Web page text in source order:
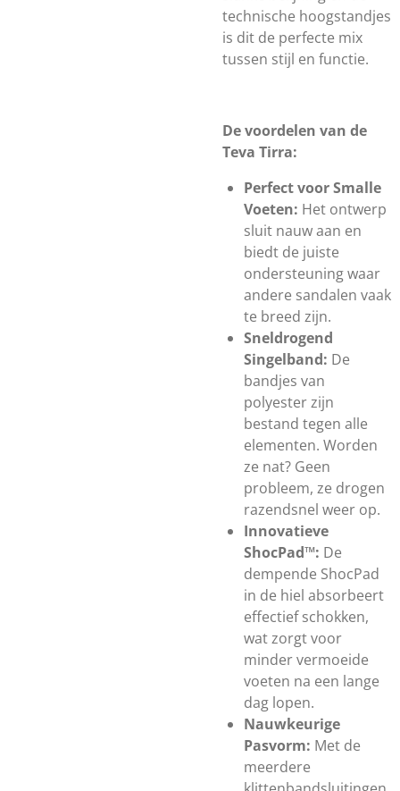
technische hoogstandjes
is dit de perfecte mix
tussen stijl en functie.
De voordelen van de
Teva Tirra:
Perfect voor Smalle
Voeten: Het ontwerp
sluit nauw aan en
biedt de juiste
ondersteuning waar
andere sandalen vaak
te breed zijn.
Sneldrogend
Singelband: De
bandjes van
polyester zijn
bestand tegen alle
elementen. Worden
ze nat? Geen
probleem, ze drogen
razendsnel weer op.
Innovatieve
ShocPad™: De
dempende ShocPad
in de hiel absorbeert
effectief schokken,
wat zorgt voor
minder vermoeide
voeten na een lange
dag lopen.
Nauwkeurige
Pasvorm: Met de
meerdere